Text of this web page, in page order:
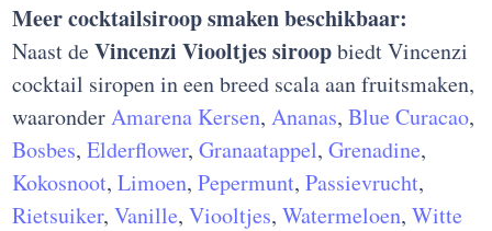
Meer cocktailsiroop smaken beschikbaar:
Naast deVincenzi Viooltjes siroopbiedt Vincenzi
cocktail siropen in een breed scala aan fruitsmaken,
waaronderAmarena Kersen,Ananas,Blue Curacao,
Bosbes,Elderflower,Granaatappel,Grenadine,
Kokosnoot,Limoen,Pepermunt,Passievrucht,
Rietsuiker,Vanille,Viooltjes,Watermeloen,Witte